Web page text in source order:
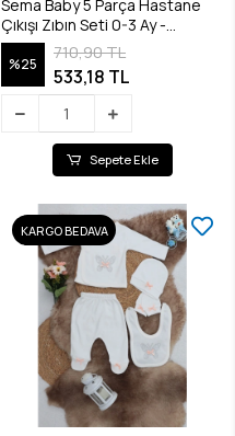
Sema Baby 5 Parça Hastane
Çıkışı Zıbın Seti 0-3 Ay -
Princess
%25
710,90 TL
533,18 TL
Sepete Ekle
KARGO BEDAVA